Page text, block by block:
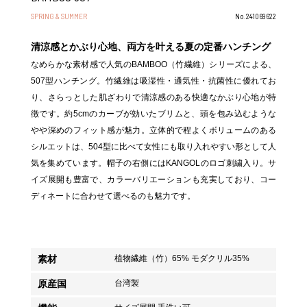
SPRING & SUMMER No.241069622
清涼感とかぶり心地、両方を叶える夏の定番ハンチング
なめらかな素材感で人気のBAMBOO（竹繊維）シリーズによる、
507型ハンチング。竹繊維は吸湿性・通気性・抗菌性に優れてお
り、さらっとした肌ざわりで清涼感のある快適なかぶり心地が特
徴です。約5cmのカーブが効いたブリムと、頭を包み込むような
やや深めのフィット感が魅力。立体的で程よくボリュームのある
シルエットは、504型に比べて女性にも取り入れやすい形として人
気を集めています。帽子の右側にはKANGOLのロゴ刺繍入り。サ
イズ展開も豊富で、カラーバリエーションも充実しており、コー
ディネートに合わせて選べるのも魅力です。
素材 植物繊維（竹）65% モダクリル35%
原産国 台湾製